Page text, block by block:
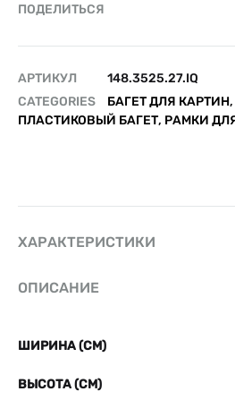
ПОДЕЛИТЬСЯ
АРТИКУЛ
148.3525.27.IQ
CATEGORIES
БАГЕТ ДЛЯ КАРТИН,
ПЛАСТИКОВЫЙ БАГЕТ, РАМКИ
ХАРАКТЕРИСТИКИ
ОПИСАНИЕ
ШИРИНА (СМ)
ВЫСОТА (СМ)